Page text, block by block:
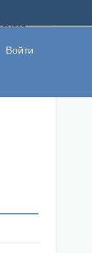
Войти